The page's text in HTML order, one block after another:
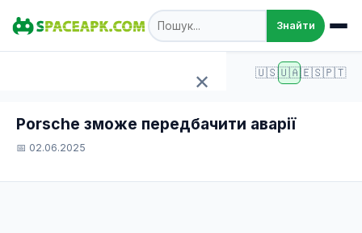
Знайти
✕
Головна
🇺🇸🇺🇦🇪🇸🇵🇹
Porsche зможе передбачити аварії
📅 02.06.2025